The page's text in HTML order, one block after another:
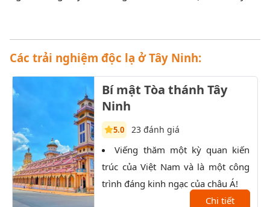
Các trải nghiệm độc lạ ở Tây Ninh:
Bí mật Tòa thánh Tây
Ninh
5.0 23 đánh giá
Viếng thăm một kỳ quan kiến
trúc của Việt Nam và là một công
trình đáng kinh ngạc của châu Á!
Chi tiết